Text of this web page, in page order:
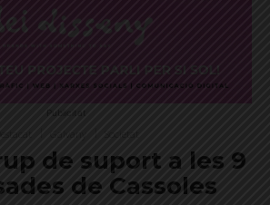
Publicitat
de suport a les 9
de Cassoles